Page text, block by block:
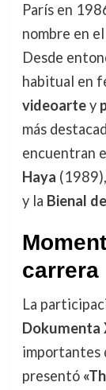
París en
nombre en
Desde
habitual en
videoartey
más
encuentran
Haya
y la Bienal
carrera
La
Dokumenta
importantes
presentó